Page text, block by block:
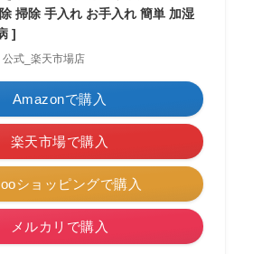
掃除 手入れ お手入れ 簡単 加湿
]
式_楽天市場店
Amazonで購入
楽天市場で購入
ショッピングで購入
メルカリで購入